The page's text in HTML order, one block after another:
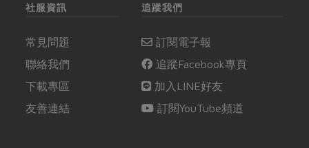
社服資訊
常見問題
聯絡我們
下載專區
友善連結
追蹤我們
訂閱電子報
追蹤Facebook專頁
加入LINE好友
訂閱YouTube頻道